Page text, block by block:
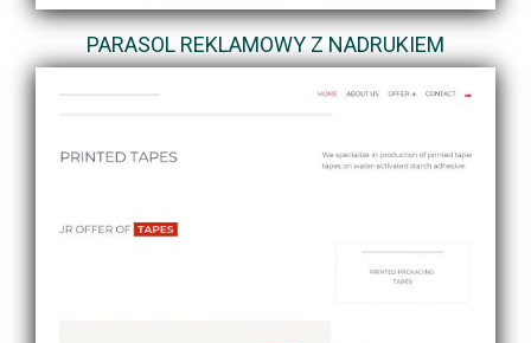
PARASOL REKLAMOWY Z NADRUKIEM